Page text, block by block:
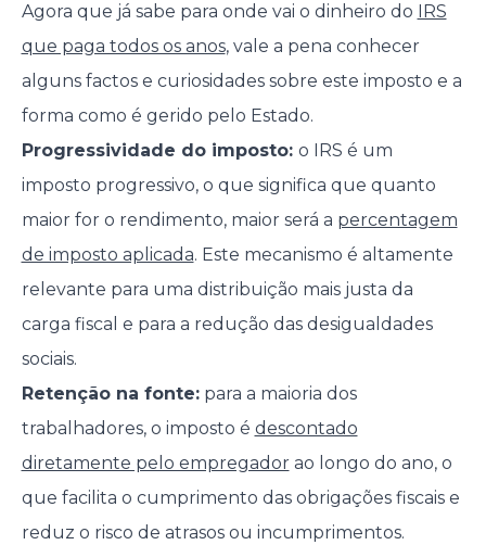
Agora que já sabe para onde vai o dinheiro do
IRS
que paga todos os anos, vale a pena conhecer
alguns factos e curiosidades sobre este imposto e a
forma como é gerido pelo Estado.
Progressividade do imposto: o IRS é um
imposto progressivo, o que significa que quanto
maior for o rendimento, maior será a percentagem
de imposto aplicada. Este mecanismo é altamente
relevante para uma distribuição mais justa da
carga fiscal e para a redução das desigualdades
sociais.
Retenção na fonte:para a maioria dos
trabalhadores, o imposto é descontado
diretamente pelo empregadorao longo do ano, o
que facilita o cumprimento das obrigações fiscais e
reduz o risco de atrasos ou incumprimentos.